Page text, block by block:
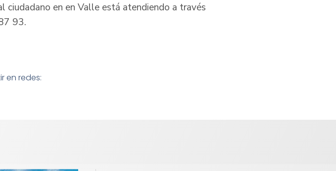
ciudadano en en Valle está atendiendo a través
93.
en redes: